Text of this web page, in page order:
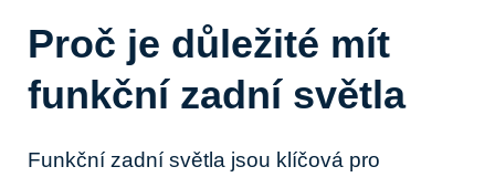
Proč je důležité mít
funkční zadní světla
Funkční zadní světla jsou klíčová pro